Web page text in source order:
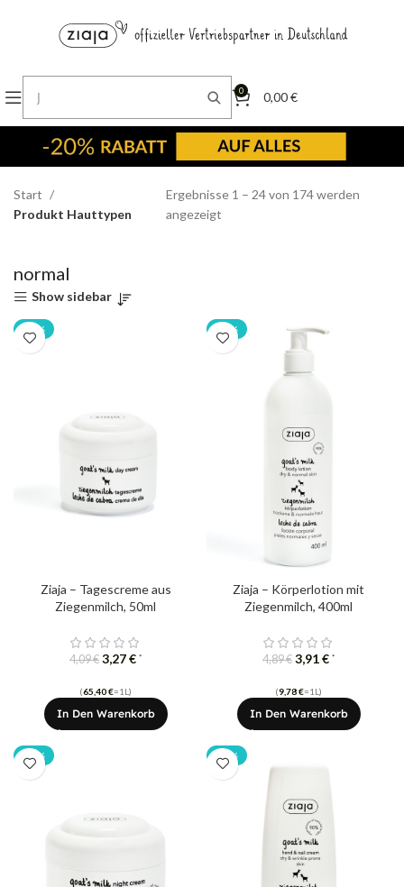
0 0,00€
Start
Produkt Hauttypen
Ergebnisse 1 – 24 von 174 werden
angezeigt
normal
Show sidebar
-20%
Ziaja – Tagescreme aus
Ziegenmilch, 50ml
4,09€ 3,27€ *
(65,40€=1L)
In Den Warenkorb
-20%
Ziaja – Körperlotion mit
Ziegenmilch, 400ml
4,89€ 3,91€ *
(9,78€=1L)
In Den Warenkorb
-20% -20%